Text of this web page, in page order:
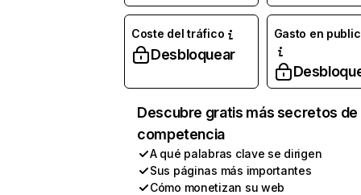
Coste del tráfico
Desbloquear
Gasto en
Descubre gratis más secretos de
competencia
A qué palabras clave se dirigen
Sus páginas más importantes
Cómo monetizan su web